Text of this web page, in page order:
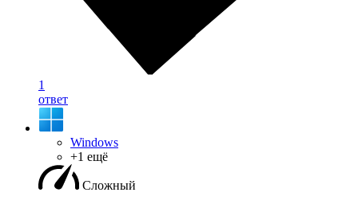
1
ответ
Windows
+1 ещё
Сложный